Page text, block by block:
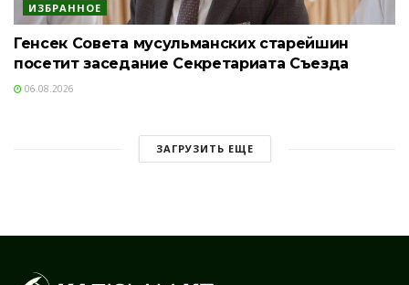
ИЗБРАННОЕ
Генсек Совета мусульманских старейшин
посетит заседание Секретариата Съезда
06.08.2026
ЗАГРУЗИТЬ ЕЩЕ